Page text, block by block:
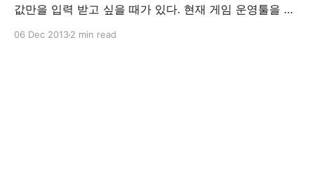
값만을 입력 받고 싶을 때가 있다. 현재 게임 운영툴을 개
06 Dec 20132 min read